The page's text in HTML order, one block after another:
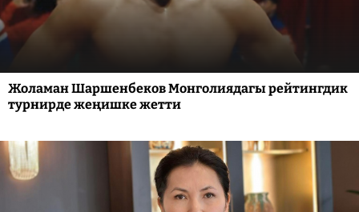
Жоламан Шаршенбеков Монголиядагы рейтингдик
турнирде жеңишке жетти